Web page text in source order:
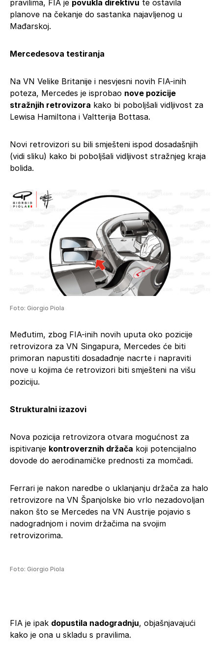
pravilima, FIA je povukla direktivu te ostavila
planove na čekanje do sastanka najavljenog u
Mađarskoj.
Mercedesova testiranja
Na VN Velike Britanije i nesvjesni novih FIA-inih
poteza, Mercedes je isprobao nove pozicije
stražnjih retrovizora kako bi poboljšali vidljivost za
Lewisa Hamiltona i Valtterija Bottasa.
Novi retrovizori su bili smješteni ispod dosadašnjih
(vidi sliku) kako bi poboljšali vidljivost stražnjeg kraja
bolida.
Foto: Giorgio Piola
Međutim, zbog FIA-inih novih uputa oko pozicije
retrovizora za VN Singapura, Mercedes će biti
primoran napustiti dosadađnje nacrte i napraviti
nove u kojima će retrovizori biti smješteni na višu
poziciju.
Strukturalni izazovi
Nova pozicija retrovizora otvara mogućnost za
ispitivanje kontroverznih držača koji potencijalno
dovode do aerodinamičke prednosti za momčadi.
Ferrari je nakon naredbe o uklanjanju držača za halo
retrovizore na VN Španjolske bio vrlo nezadovoljan
nakon što se Mercedes na VN Austrije pojavio s
nadogradnjom i novim držačima na svojim
retrovizorima.
Foto: Giorgio Piola
FIA je ipak dopustila nadogradnju, objašnjavajući
kako je ona u skladu s pravilima.